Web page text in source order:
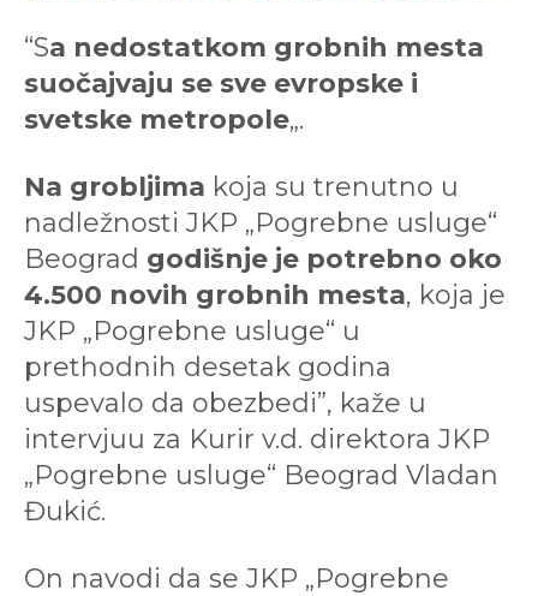
“Sa nedostatkom grobnih mesta
suočajvaju se sve evropske i
svetske metropole„.
Na grobljima koja su trenutno u
nadležnosti JKP „Pogrebne usluge“
Beograd godišnje je potrebno oko
4.500 novih grobnih mesta, koja je
JKP „Pogrebne usluge“ u
prethodnih desetak godina
uspevalo da obezbedi”, kaže u
intervjuu za Kurir v.d. direktora JKP
„Pogrebne usluge“ Beograd Vladan
Đukić.
On navodi da se JKP „Pogrebne